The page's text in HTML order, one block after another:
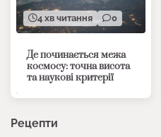
4 хв читання 0
Де починається межа
космосу: точна висота
та наукові критерії
Рецепти